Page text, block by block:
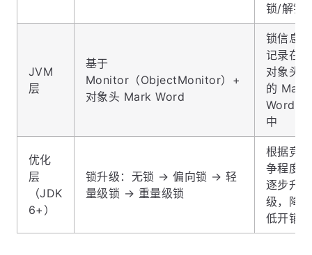
锁/解锁
JVM
层
基于
Monitor（ObjectMonitor）+
对象头 Mark Word
锁信息
记录在
对象头
的 Mark
Word
中
优化
层
（JDK
6+）
锁升级：无锁 → 偏向锁 → 轻
量级锁 → 重量级锁
根据竞
争程度
逐步升
级，降
低开销